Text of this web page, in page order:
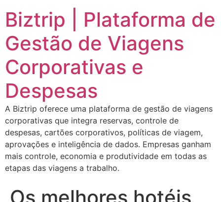
Biztrip | Plataforma de
Gestão de Viagens
Corporativas e
Despesas
A Biztrip oferece uma plataforma de gestão de viagens
corporativas que integra reservas, controle de
despesas, cartões corporativos, políticas de viagem,
aprovações e inteligência de dados. Empresas ganham
mais controle, economia e produtividade em todas as
etapas das viagens a trabalho.